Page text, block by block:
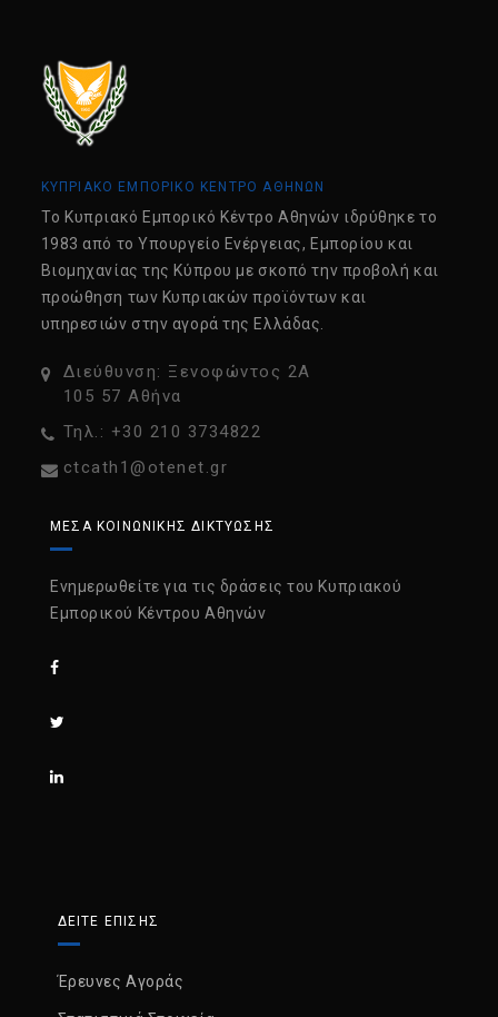
ΚΥΠΡΙΑΚΟ ΕΜΠΟΡΙΚΟ ΚΕΝΤΡΟ ΑΘΗΝΩΝ
Tο Κυπριακό Εμπορικό Κέντρο Αθηνών ιδρύθηκε το
1983 από το Υπουργείο Ενέργειας, Εμπορίου και
Βιομηχανίας της Κύπρου με σκοπό την προβολή και
προώθηση των Κυπριακών προϊόντων και
υπηρεσιών στην αγορά της Ελλάδας.
Διεύθυνση: Ξενοφώντος 2Α
105 57 Αθήνα
Τηλ.: +30 210 3734822
ctcath1@otenet.gr
ΜΈΣΑ ΚΟΙΝΩΝΙΚΉΣ ΔΙΚΤΎΩΣΗΣ
Ενημερωθείτε για τις δράσεις του Κυπριακού
Εμπορικού Κέντρου Αθηνών
ΔΕΙΤΕ ΕΠΙΣΗΣ
Έρευνες Αγοράς